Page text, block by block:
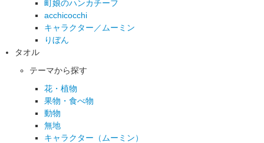
町娘のハンカチーフ
acchicocchi
キャラクター／ムーミン
りぼん
タオル
テーマから探す
花・植物
果物・食べ物
動物
無地
キャラクター（ムーミン）